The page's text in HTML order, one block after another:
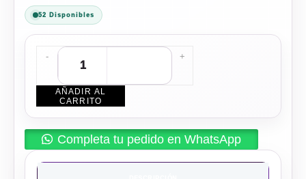
52 Disponibles
- +
AÑADIR AL
CARRITO
Completa tu pedido en WhatsApp